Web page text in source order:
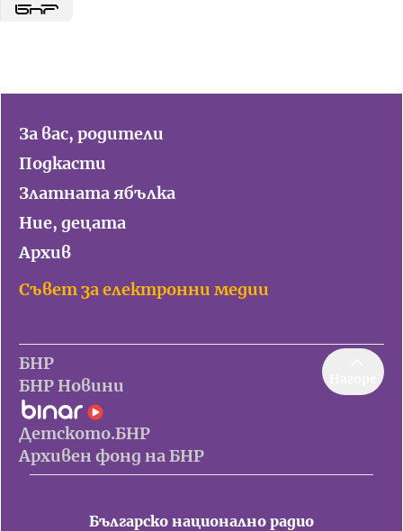
За вас, родители
Подкасти
Златната ябълка
Ние, децата
Архив
Съвет за електронни медии
БНР
БНР Новини
Детското.БНР
Архивен фонд на БНР
Българско национално радио